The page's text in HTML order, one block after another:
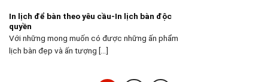
In lịch để bàn theo yêu cầu-In lịch bàn độc
quyền
Với những mong muốn có được những ấn phẩm
lịch bàn đẹp và ấn tượng [...]